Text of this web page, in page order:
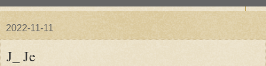
2022-11-11
J_ Je